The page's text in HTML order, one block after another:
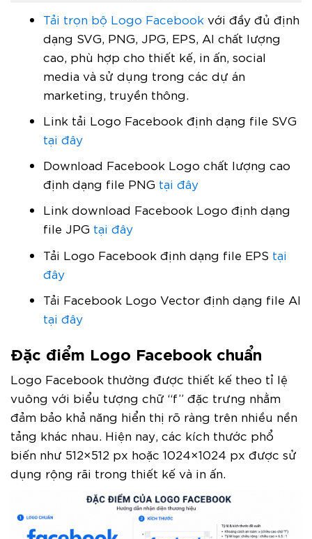
Tải trọn bộ Logo Facebook với đầy đủ định
dạng SVG, PNG, JPG, EPS, AI chất lượng
cao, phù hợp cho thiết kế, in ấn, social
media và sử dụng trong các dự án
marketing, truyền thông.
Link tải Logo Facebook định dạng file SVG
tại đây
Download Facebook Logo chất lượng cao
định dạng file PNG tại đây
Link download Facebook Logo định dạng
file JPG tại đây
Tải Logo Facebook định dạng file EPS tại
đây
Tải Facebook Logo Vector định dạng file AI
tại đây
Đặc điểm Logo Facebook chuẩn
Logo Facebook thường được thiết kế theo tỉ lệ
vuông với biểu tượng chữ “f” đặc trưng nhằm
đảm bảo khả năng hiển thị rõ ràng trên nhiều nền
tảng khác nhau. Hiện nay, các kích thước phổ
biến như 512×512 px hoặc 1024×1024 px được sử
dụng rộng rãi trong thiết kế và in ấn.